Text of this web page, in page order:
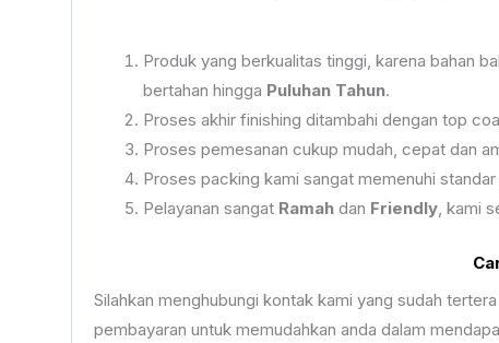
Produk yang berkualitas tinggi, karena bahan
bertahan hingga Puluhan Tahun.
Proses akhir finishing ditambahi dengan top
Proses pemesanan cukup mudah, cepat dan
Proses packing kami sangat memenuhi
Pelayanan sangat Ramahdan Friendly, kami
Silahkan menghubungi kontak kami yang sudah
pembayaran untuk memudahkan anda dalam